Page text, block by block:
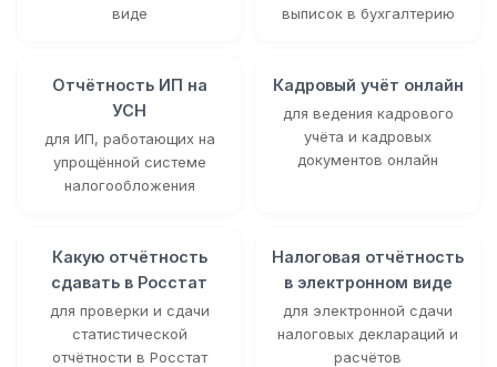
виде
выписок в бухгалтерию
Отчётность ИП на
УСН
для ИП, работающих на
упрощённой системе
налогообложения
Кадровый учёт онлайн
для ведения кадрового
учёта и кадровых
документов онлайн
Какую отчётность
сдавать в Росстат
для проверки и сдачи
статистической
отчётности в Росстат
Налоговая отчётность
в электронном виде
для электронной сдачи
налоговых деклараций и
расчётов